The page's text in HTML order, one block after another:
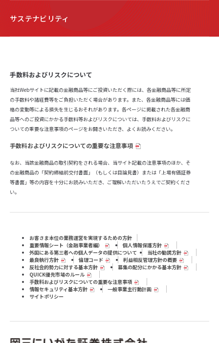
サステナビリティ
手数料およびリスクについて
当社Webサイトに記載の金融商品等にご投資いただく際には、各金融商品等に所定
の手数料や諸経費等をご負担いただく場合があります。また、各金融商品等には価
格の変動等による損失を生じるおそれがあります。各ページに掲載された各金融商
品等へのご投資にかかる手数料等およびリスクについては、手数料およびリスクに
ついての重要な注意事項のページをお開きいただき、よくお読みください。
手数料およびリスクについての重要な注意事項
なお、当該金融商品の取引契約をされる場合、当サイト記載の注意事項のほか、そ
の金融商品の「契約締結前交付書面」（もしくは目論見書）または「上場有価証券
等書面」等の内容を十分にお読みいただき、ご理解いただいたうえでご契約くださ
い。
お客さま本位の業務運営を実現するための方針
重要情報シート（⾦融事業者編）
個人情報保護方針
外国にある第三者への個人データの提供について
当社の勧誘方針
最良執行方針
倫理コード
利益相反管理方針の概要
反社会的勢力に対する基本方針
募集の配分にかかる基本方針
QUICK優先市場のルール
手数料およびリスクについての重要な注意事項
情報セキュリティ基本方針
一般事業主行動計画
サイトポリシー